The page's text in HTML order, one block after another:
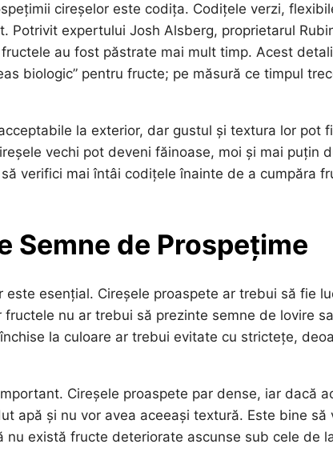
cireșelor este codița. Codițele verzi,
Potrivit expertului Josh Alsberg, proprietarul
au fost păstrate mai mult timp. Acest
biologic” pentru fructe; pe măsură ce timpul
la exterior, dar gustul și textura lor pot
vechi pot deveni făinoase, moi și mai puțin
verifici mai întâi codițele înainte de a cumpăra
Semne de Prospețime
esențial. Cireșele proaspete ar trebui să fie
nu ar trebui să prezinte semne de lovire
la culoare ar trebui evitate cu strictețe,
Cireșele proaspete par dense, iar dacă
apă și nu vor avea aceeași textură. Este bine să
există fructe deteriorate ascunse sub cele de